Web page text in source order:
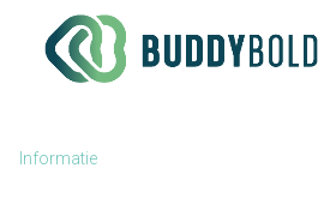
Informatie